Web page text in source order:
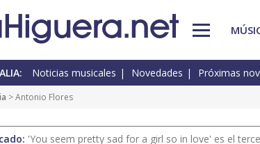
Noticias musicales Novedades Próximas
> Antonio Flores
'You seem pretty sad for a girl so in love' es el